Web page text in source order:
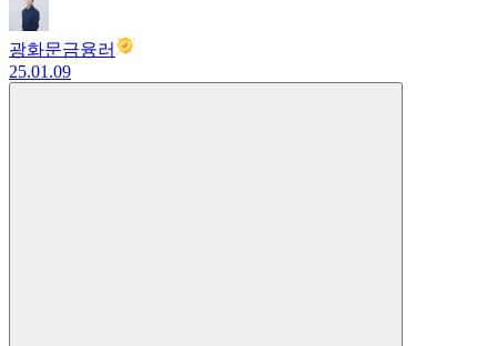
광화문금융러
25.01.09